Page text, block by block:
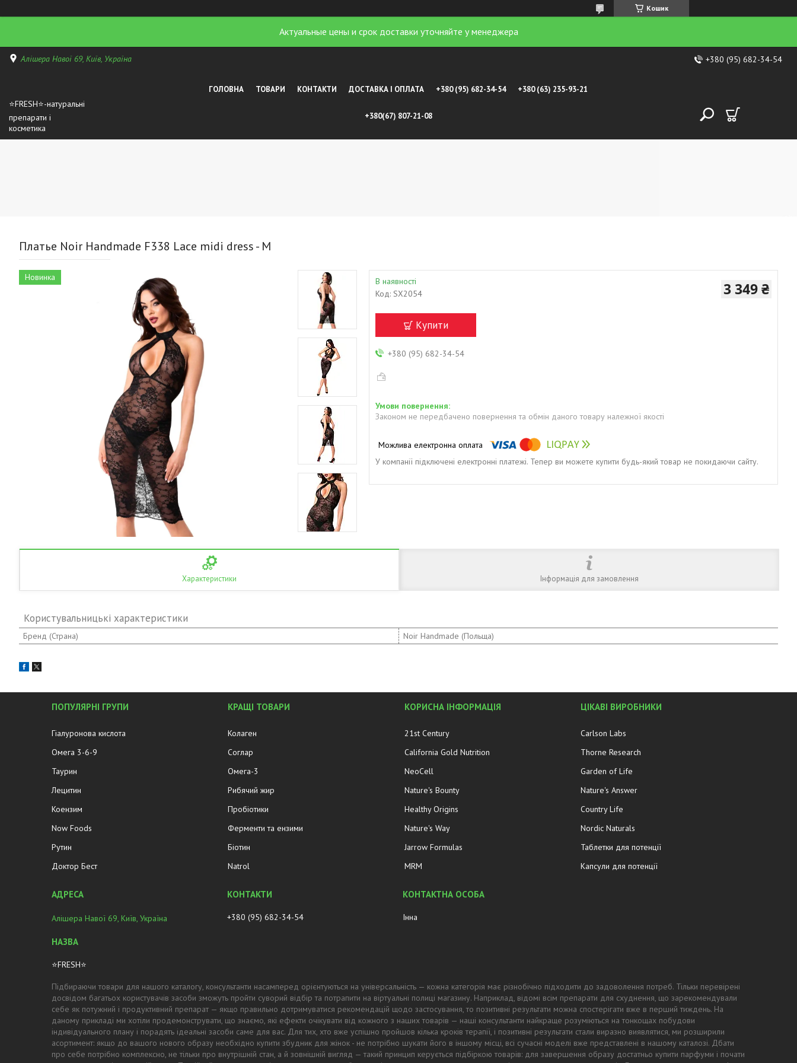
Кошик
Актуальные цены и срок доставки уточняйте у менеджера
Алішера Навої 69, Київ, Україна +380 (95) 682-34-54
⭐FRESH⭐-натуральні
препарати і
косметика
ГОЛОВНА ТОВАРИ КОНТАКТИ ДОСТАВКА І ОПЛАТА +380 (95) 682-34-54 +380 (63) 235-93-21
+380(67) 807-21-08
Платье Noir Handmade F338 Lace midi dress - M
Новинка
В наявності
Код: SX2054 3 349 ₴
Купити
+380 (95) 682-34-54
Законом не передбачено повернення та обмін даного товару належної якості
У компанії підключені електронні платежі. Тепер ви можете купити будь-який товар не покидаючи сайту.
Характеристики Інформація для замовлення
Користувальницькі характеристики
Бренд (Страна) Noir Handmade (Польща)
ПОПУЛЯРНІ ГРУПИ
Гіалуронова кислота
Омега 3-6-9
Таурин
Лецитин
Коензим
Now Foods
Рутин
Доктор Бест
КРАЩІ ТОВАРИ
Колаген
Соглар
Омега-3
Рибячий жир
Пробіотики
Ферменти та ензими
Біотин
Natrol
КОРИСНА ІНФОРМАЦІЯ
21st Century
California Gold Nutrition
NeoCell
Nature's Bounty
Healthy Origins
Nature's Way
Jarrow Formulas
MRM
ЦІКАВІ ВИРОБНИКИ
Carlson Labs
Thorne Research
Garden of Life
Nature's Answer
Country Life
Nordic Naturals
Таблетки для потенції
Капсули для потенції
Алішера Навої 69, Київ, Україна
⭐FRESH⭐
+380 (95) 682-34-54 Інна
Підбираючи товари для нашого каталогу, консультанти насамперед орієнтуються на універсальність — кожна категорія має різнобічно підходити до задоволення потреб. Тільки перевірені
досвідом багатьох користувачів засоби зможуть пройти суворий відбір та потрапити на віртуальні полиці магазину. Наприклад, відомі всім препарати для схуднення, що зарекомендували
себе як потужний і продуктивний препарат — якщо правильно дотримуватися рекомендацій щодо застосування, то позитивні результати можна спостерігати вже в перший тиждень. На
даному прикладі ми хотіли продемонструвати, що знаємо, які ефекти очікувати від кожного з наших товарів — наші консультанти найкраще розуміються на тонкощах побудови
індивідуального плану і порадять ідеальні засоби саме для вас. Для тих, хто вже успішно пройшов кілька кроків терапії, і позитивні результати стали виразно виявлятися, ми розширили
асортимент: якщо до вашого нового образу необхідно купити збудник для жінок - не потрібно шукати його в іншому місці, всі сучасні моделі вже представлені в нашому каталозі. Дбати
про себе потрібно комплексно, не тільки про внутрішній стан, а й зовнішній вигляд — такий принцип керується підбіркою товарів: для завершення образу достатньо купити парфуми і почати